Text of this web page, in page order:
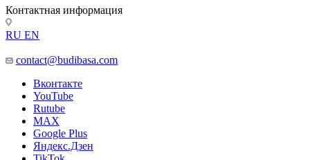
Контактная информация
RU EN
contact@budibasa.com
Вконтакте
YouTube
Rutube
MAX
Google Plus
Яндекс.Дзен